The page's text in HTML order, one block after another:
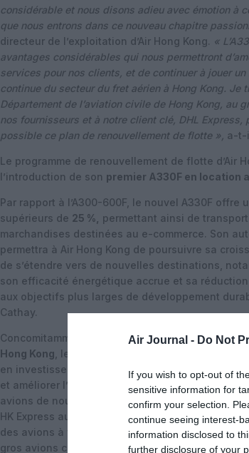
Air Journal - Do Not
If you wish to opt-out of
sensitive information for
confirm your selection.
continue seeing interest-
information disclosed to
further disclosure of your
considérable et nous disons adieu avec émotion à
que nous entrons dans ce nouveau chapitre
directeur de l’exploitation d’Air Hong Kong. «
avantages considérables qui nous permettront
services pour nos clients, et de continuer à jouer
continue du secteur du fret aérien à Hong Kong. Je
Département de l’aviation civile de Hong Kong, au
nos fournisseurs et à notre client clé, DHL
possible ce plan de renouvellement de flotte », a-t-
Le programme de renouvellement de flotte d’Air
l’introduction de son premier A330F en location
Par rapport à l’A300-600F, le nouvel A330F offre
supérieurs de 25 %,
permettant ainsi de
marchandises destinées au e-commerce. Son
permettra à Air Hong Kong de poursuivre sa
de s’étendre vers de nouvelles destinations,
son efficacité énergétique accrue et sa
aux objectifs plus larges de développement
Cathay.
Concomitamment au lancement dusystème à
Hong Kong , le groupe Cathay a engagé plus de
en investissements pour renforcer la plateforme
et améliorer l’expérience client. Le groupe a déjà
avions de nouvelle génération aux flottes de
HK Express au cours des prochaines années, y
des avions à fuselage large régionaux, des
gros avions cargo.